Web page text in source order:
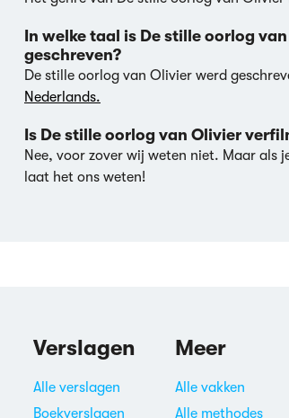
In welke taal is De stille oorlog
geschreven?
De stille oorlog van Olivier werd
Nederlands.
Is De stille oorlog van Olivier
Nee, voor zover wij weten niet. Maar als
laat het ons weten!
Verslagen
Alle verslagen
Boekverslagen
Meer
Alle vakken
Alle methodes